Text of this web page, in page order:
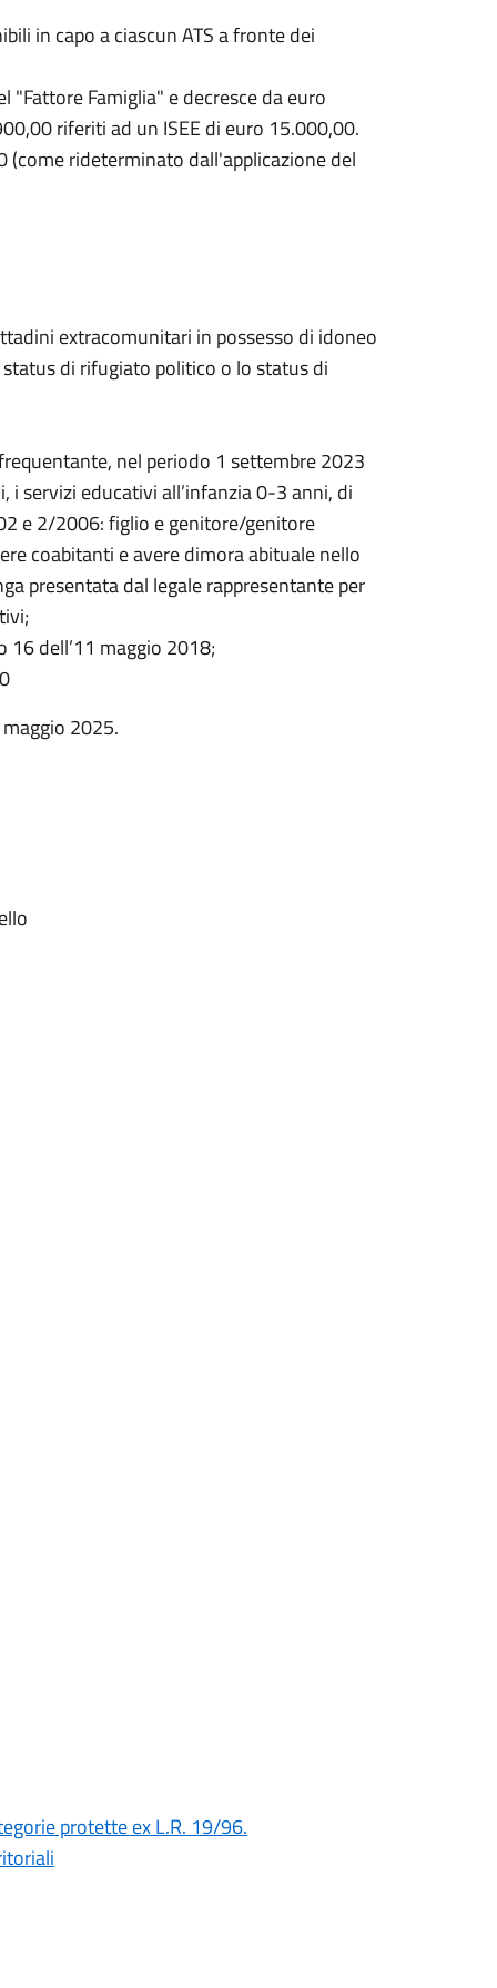
in capo a ciascun ATS a fronte dei
Famiglia" e decresce da euro
riferiti ad un ISEE di euro 15.000,00.
(come rideterminato dall'applicazione del
extracomunitari in possesso di idoneo
di rifugiato politico o lo status di
nel periodo 1 settembre 2023
servizi educativi all’infanzia 0-3 anni, di
e 2/2006: figlio e genitore/genitore
coabitanti e avere dimora abituale nello
presentata dal legale rappresentante per
16 dell’11 maggio 2018;
2025.
protette ex L.R. 19/96.